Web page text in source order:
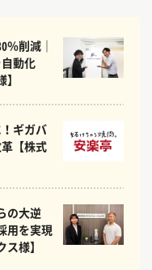
削減｜
動化
ギガバ
【株式
の大逆
用を実現
様】